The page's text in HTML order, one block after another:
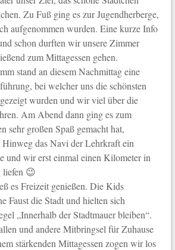
Zu Fuß ging es zur Jugendherberge,
aufgenommen wurden. Eine kurze Info
schon durften wir unsere Zimmer
zum Mittagessen gehen.
stand an diesem Nachmittag eine
bei welcher uns die schönsten
wurden und wir viel über die
Am Abend dann ging es zum
sehr großen Spaß gemacht hat,
das Navi der Lehrkraft ein
und wir erst einmal einen Kilometer in
liefen 😉
es Freizeit genießen. Die Kids
Faust die Stadt und hielten sich
„Innerhalb der Stadtmauer bleiben“.
und andere Mitbringsel für Zuhause
stärkenden Mittagessen zogen wir los